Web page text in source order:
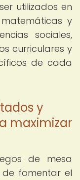
utilizados en
y
sociales,
curriculares y
de cada
y
maximizar
de mesa
de fomentar el